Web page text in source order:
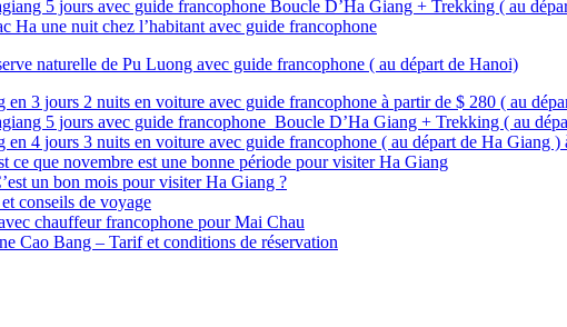
5 jours avec guide francophone Boucle D’Ha Giang + Trekking ( au
Ha une nuit chez l’habitant avec guide francophone
naturelle de Pu Luong avec guide francophone ( au départ de Hanoi)
3 jours 2 nuits en voiture avec guide francophone à partir de $ 280 ( au
5 jours avec guide francophone Boucle D’Ha Giang + Trekking ( au
4 jours 3 nuits en voiture avec guide francophone ( au départ de Ha Giang )
ce que novembre est une bonne période pour visiter Ha Giang
un bon mois pour visiter Ha Giang ?
conseils de voyage
chauffeur francophone pour Mai Chau
Cao Bang – Tarif et conditions de réservation